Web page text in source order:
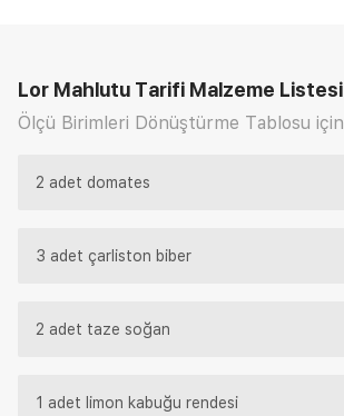
Lor Mahlutu Tarifi Malzeme Listesi
Ölçü Birimleri Dönüştürme Tablosu için
2 adet domates
3 adet çarliston biber
2 adet taze soğan
1 adet limon kabuğu rendesi